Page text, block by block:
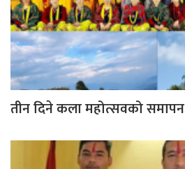
तीन दिने कला महोत्सवको समापन